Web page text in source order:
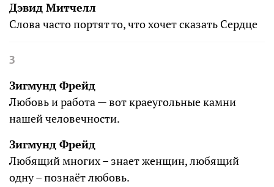
Дэвид Митчелл
Слова часто портят то, что хочет сказать Сердце
З
Зигмунд Фрейд
Любовь и работа — вот краеугольные камни
нашей человечности.
Зигмунд Фрейд
Любящий многих – знает женщин, любящий
одну – познаёт любовь.